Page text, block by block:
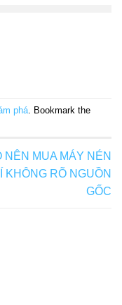
phá. Bookmark the
NÊN MUA MÁY NÉN
KHÔNG RÕ NGUỒN
GỐC